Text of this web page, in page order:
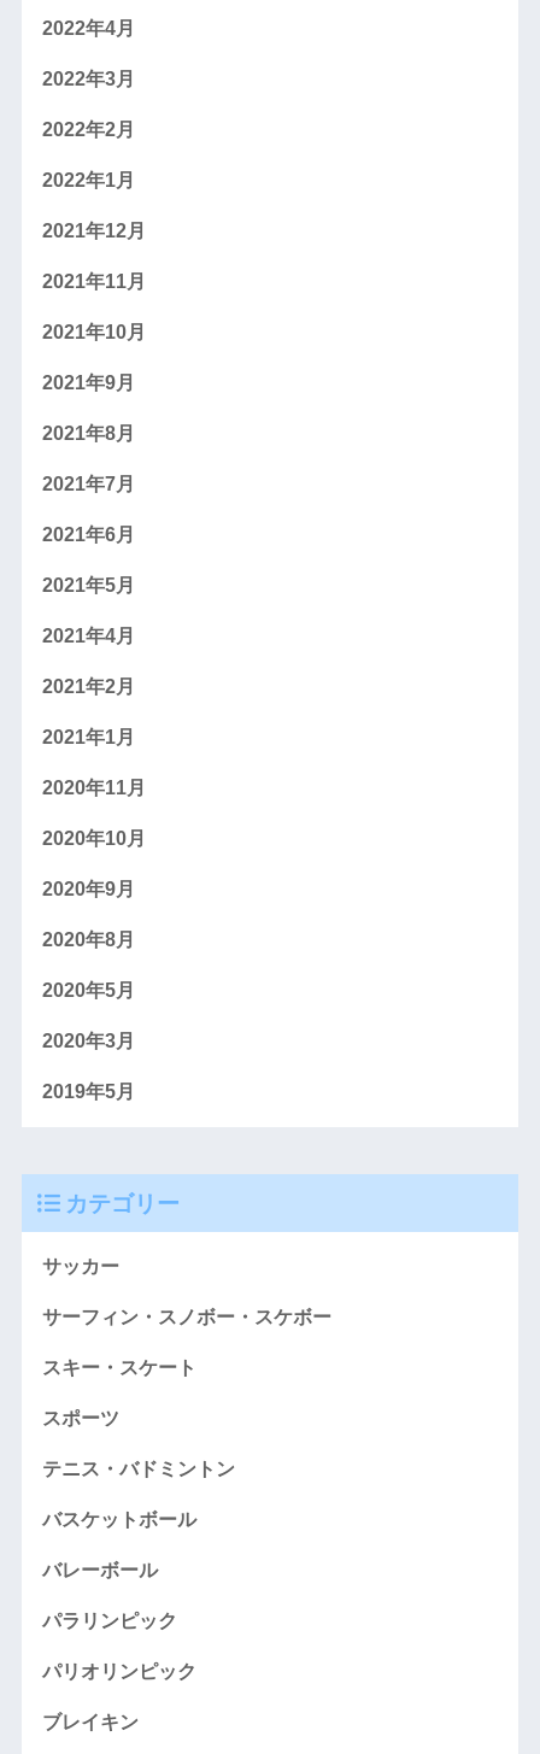
2022年4月
2022年3月
2022年2月
2022年1月
2021年12月
2021年11月
2021年10月
2021年9月
2021年8月
2021年7月
2021年6月
2021年5月
2021年4月
2021年2月
2021年1月
2020年11月
2020年10月
2020年9月
2020年8月
2020年5月
2020年3月
2019年5月
カテゴリー
サッカー
サーフィン・スノボー・スケボー
スキー・スケート
スポーツ
テニス・バドミントン
バスケットボール
バレーボール
パラリンピック
パリオリンピック
ブレイキン